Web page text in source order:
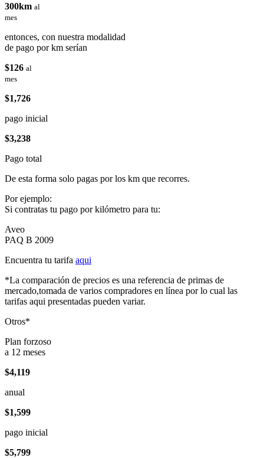
300km al
mes
entonces, con nuestra modalidad
de pago por km serían
$126 al
mes
$1,726
pago inicial
$3,238
Pago total
De esta forma solo pagas por los km que recorres.
Por ejemplo:
Si contratas tu pago por kilómetro para tu:
Aveo
PAQ B 2009
Encuentra tu tarifa aqui
*La comparación de precios es una referencia de primas de
mercado,tomada de varios compradores en línea por lo cual las
tarifas aqui presentadas pueden variar.
Otros*
Plan forzoso
a 12 meses
$4,119
anual
$1,599
pago inicial
$5,799